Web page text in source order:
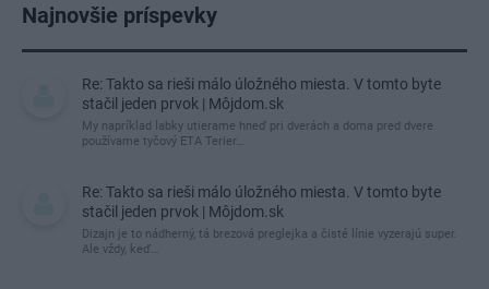
Najnovšie príspevky
Re: Takto sa rieši málo úložného miesta. V tomto byte
stačil jeden prvok | Môjdom.sk
My napríklad labky utierame hneď pri dverách a doma pred dvere
používame tyčový ETA Terier…
Re: Takto sa rieši málo úložného miesta. V tomto byte
stačil jeden prvok | Môjdom.sk
Dizajn je to nádherný, tá brezová preglejka a čisté línie vyzerajú super.
Ale vždy, keď…